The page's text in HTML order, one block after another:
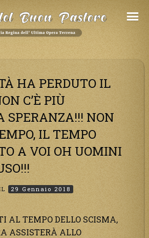
HA PERDUTO IL
C’È PIÙ
SPERANZA!!! NON
IL TEMPO
A VOI OH UOMINI
29 Gennaio 2018
AL TEMPO DELLO SCISMA,
ASSISTERÀ ALLO